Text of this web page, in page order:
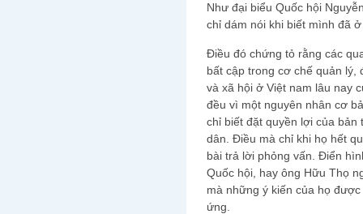
Như đại biểu Quốc hội
chỉ dám nói khi biết mình đã
Điều đó chứng tỏ rằng các
bất cập trong cơ chế quản lý,
và xã hội ở Việt nam lâu nay
đều vì một nguyên nhân cơ
chỉ biết đặt quyền lợi của
dân. Điều mà chỉ khi họ hết
bài trả lời phỏng vấn. Điển
Quốc hội, hay ông Hữu Thọ
mà những ý kiến của họ
ứng.